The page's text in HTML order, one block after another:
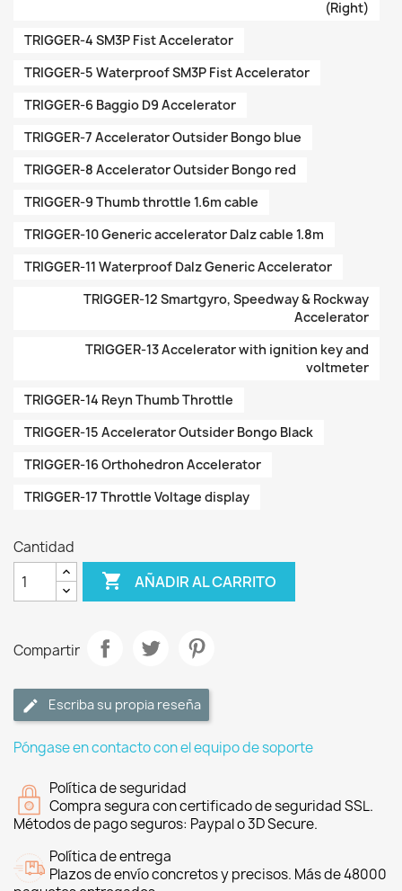
(Right)
TRIGGER-4 SM3P Fist Accelerator
TRIGGER-5 Waterproof SM3P Fist Accelerator
TRIGGER-6 Baggio D9 Accelerator
TRIGGER-7 Accelerator Outsider Bongo blue
TRIGGER-8 Accelerator Outsider Bongo red
TRIGGER-9 Thumb throttle 1.6m cable
TRIGGER-10 Generic accelerator Dalz cable 1.8m
TRIGGER-11 Waterproof Dalz Generic Accelerator
TRIGGER-12 Smartgyro, Speedway & Rockway
Accelerator
TRIGGER-13 Accelerator with ignition key and
voltmeter
TRIGGER-14 Reyn Thumb Throttle
TRIGGER-15 Accelerator Outsider Bongo Black
TRIGGER-16 Orthohedron Accelerator
TRIGGER-17 Throttle Voltage display
Cantidad
 AÑADIR AL CARRITO
Compartir
Escriba su propia reseña
Póngase en contacto con el equipo de soporte
Política de seguridad
Compra segura con certificado de seguridad SSL.
Métodos de pago seguros: Paypal o 3D Secure.
Política de entrega
Plazos de envío concretos y precisos. Más de 48000